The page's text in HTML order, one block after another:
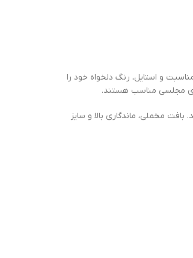
و استایل، رنگ دلخواه خود را
مجلسی مناسب هستند.
مخملی، ماندگاری بالا و سایز